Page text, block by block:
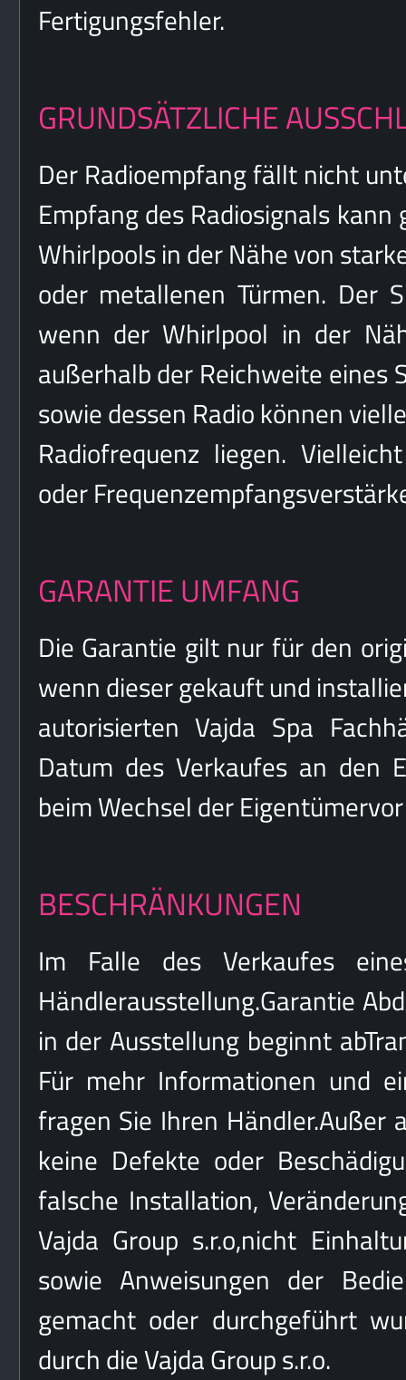
Fertigungsfehler.
GRUNDSÄTZLICHE
Der Radioempfang fällt nicht
Empfang des Radiosignals
Whirlpools in der Nähe von
oder metallenen Türmen. Der
wenn der Whirlpool in der
außerhalb der Reichweite eines
sowie dessen Radio können
Radiofrequenz liegen.
oder
GARANTIE UMFANG
Die Garantie gilt nur für den
wenn dieser gekauft und
autorisierten Vajda Spa
Datum des Verkaufes an den
beim Wechsel der
BESCHRÄNKUNGEN
Im Falle des Verkaufes
Händlerausstellung.Garantie
in der Ausstellung beginnt
Für mehr Informationen und
fragen Sie Ihren Händler.Außer
keine Defekte oder
falsche Installation,
Vajda Group s.r.o,nicht
sowie Anweisungen der
gemacht oder durchgeführt
durch die Vajda Group s.r.o.